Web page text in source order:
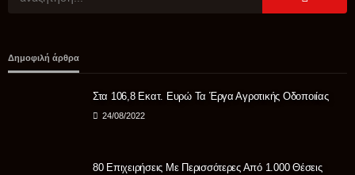
Δημοφιλή άρθρα
Στα 106,8 Εκατ. Ευρώ Τα Έργα Αγροτικής Οδοποιίας
24/08/2022
80 Επιχειρήσεις Με Περισσότερες Από 1.000 Θέσεις